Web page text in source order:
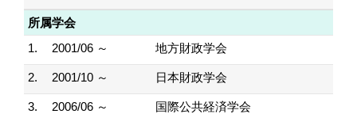
所属学会
1.
2001/06 ～ 地方財政学会
2. 2001/10 ～ 日本財政学会
3. 2006/06 ～ 国際公共経済学会